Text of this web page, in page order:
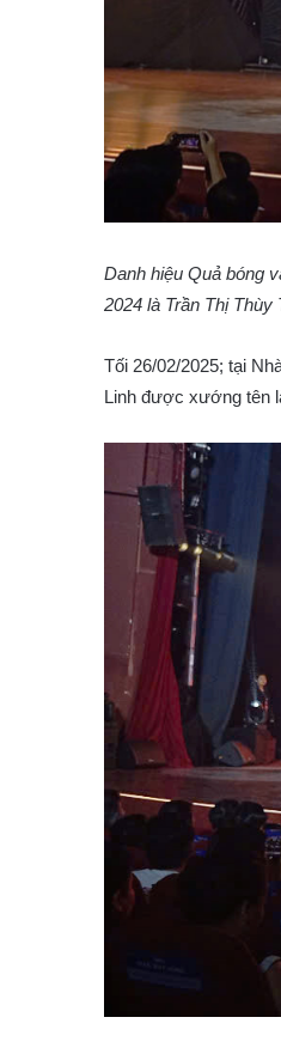
Danh hiệu Quả bóng
2024 là Trần Thị Thùy
Tối 26/02/2025; tại
Linh được xướng tên